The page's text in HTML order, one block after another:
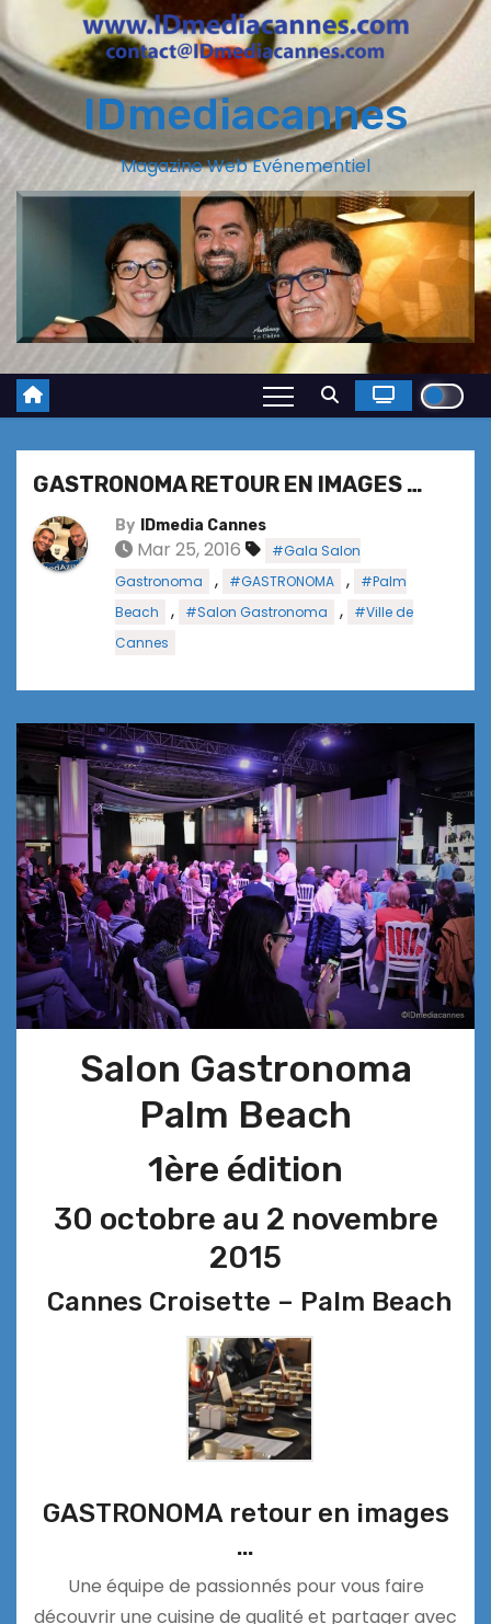
IDmediacannes
Magazine Web Evénementiel
GASTRONOMA RETOUR EN IMAGES …
By IDmedia Cannes
Mar 25, 2016
#Gala Salon
Gastronoma
, #GASTRONOMA ,
#Palm
Beach
, #Salon Gastronoma ,
#Ville de
Cannes
Salon Gastronoma
Palm Beach
1ère édition
30 octobre au 2 novembre
2015
Cannes Croisette – Palm Beach
GASTRONOMA retour en images
…
Une équipe de passionnés pour vous faire
découvrir une cuisine de qualité et partager avec